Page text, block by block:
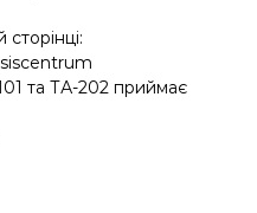
та ТА-202 приймає